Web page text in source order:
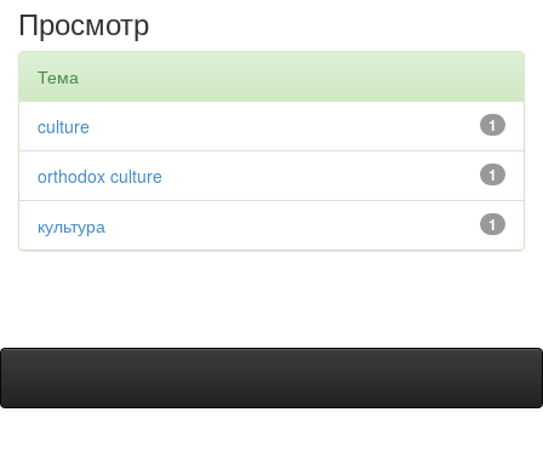
Просмотр
Тема
1
culture
1
orthodox culture
1
культура